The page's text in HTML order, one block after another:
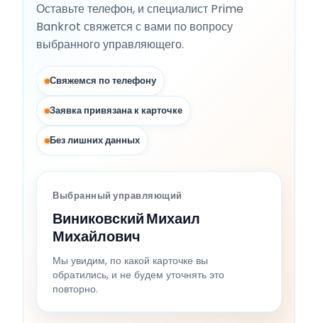
Оставьте телефон, и специалист Prime
Bankrot свяжется с вами по вопросу
выбранного управляющего.
Свяжемся по телефону
Заявка привязана к карточке
Без лишних данных
Выбранный управляющий
Виниковский Михаил
Михайлович
Мы увидим, по какой карточке вы
обратились, и не будем уточнять это
повторно.